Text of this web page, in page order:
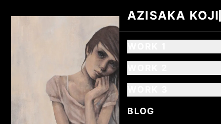
AZISAKA KOJI
AZISAKA KOJI
BLOG